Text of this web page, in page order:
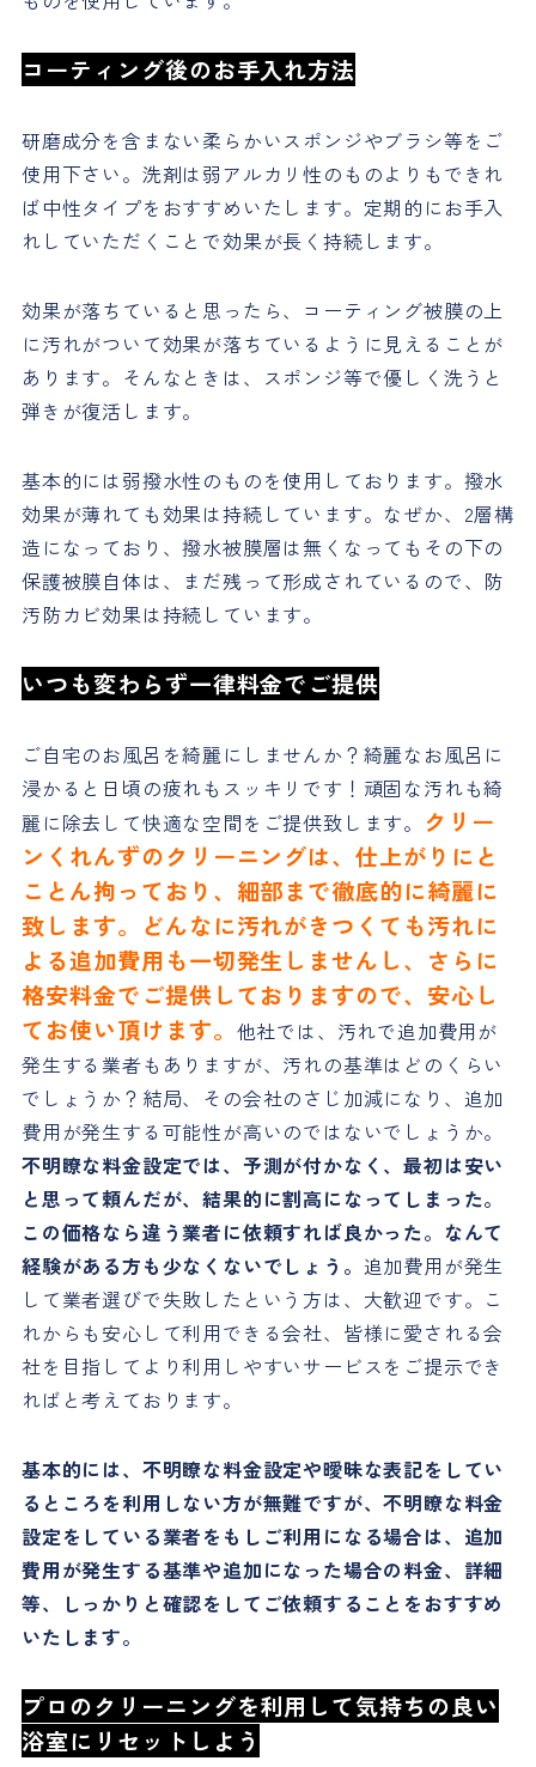
コーティング後のお手入れ方法
研磨成分を含まない柔らかいスポンジやブラシ等をご
使用下さい。洗剤は弱アルカリ性のものよりもできれ
ば中性タイプをおすすめいたします。定期的にお手入
れしていただくことで効果が長く持続します。
効果が落ちていると思ったら、コーティング被膜の上
に汚れがついて効果が落ちているように見えることが
あります。そんなときは、スポンジ等で優しく洗うと
弾きが復活します。
基本的には弱撥水性のものを使用しております。撥水
効果が薄れても効果は持続しています。なぜか、2層構
造になっており、撥水被膜層は無くなってもその下の
保護被膜自体は、まだ残って形成されているので、防
汚防カビ効果は持続しています。
いつも変わらず一律料金でご提供
ご自宅のお風呂を綺麗にしませんか？綺麗なお風呂に
浸かると日頃の疲れもスッキリです！頑固な汚れも綺
麗に除去して快適な空間をご提供致します。 クリー
ンくれんずのクリーニングは、仕上がりにと
ことん拘っており、細部まで徹底的に綺麗に
致します。どんなに汚れがきつくても汚れに
よる追加費用も一切発生しませんし、さらに
格安料金でご提供しておりますので、安心し
てお使い頂けます。 他社では、汚れで追加費用が
発生する業者もありますが、汚れの基準はどのくらい
でしょうか？結局、その会社のさじ加減になり、追加
費用が発生する可能性が高いのではないでしょうか。
不明瞭な料金設定では、予測が付かなく、最初は安い
と思って頼んだが、結果的に割高になってしまった。
この価格なら違う業者に依頼すれば良かった。なんて
経験がある方も少なくないでしょう。 追加費用が発生
して業者選びで失敗したという方は、大歓迎です。こ
れからも安心して利用できる会社、皆様に愛される会
社を目指してより利用しやすいサービスをご提示でき
ればと考えております。
基本的には、不明瞭な料金設定や曖昧な表記をしてい
るところを利用しない方が無難ですが、不明瞭な料金
設定をしている業者をもしご利用になる場合は、追加
費用が発生する基準や追加になった場合の料金、詳細
等、しっかりと確認をしてご依頼することをおすすめ
いたします。
プロのクリーニングを利用して気持ちの良い
浴室にリセットしよう